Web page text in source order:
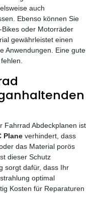
auch
Ebenso können Sie
oder Motorräder
gewährleistet einen
Anwendungen. Eine gute
Fahrrad Abdeckplanen ist
Plane verhindert, dass
das Material porös
dieser Schutz
sorgt dafür, dass Ihr
optimal
Kosten für Reparaturen